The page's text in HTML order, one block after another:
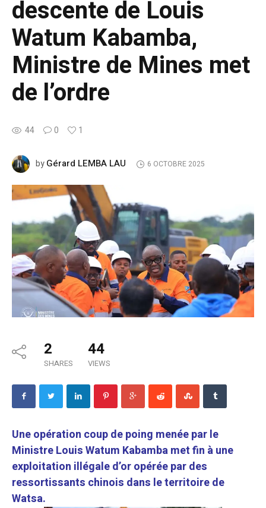
descente de Louis
Watum Kabamba,
Ministre de Mines met
de l’ordre
44 0 1
byGérard LEMBA LAU 6 OCTOBRE 2025
2
SHARES
44
VIEWS
Une opération coup de poing menée par le
Ministre Louis Watum Kabamba met fin à une
exploitation illégale d’or opérée par des
ressortissants chinois dans le territoire de
Watsa.